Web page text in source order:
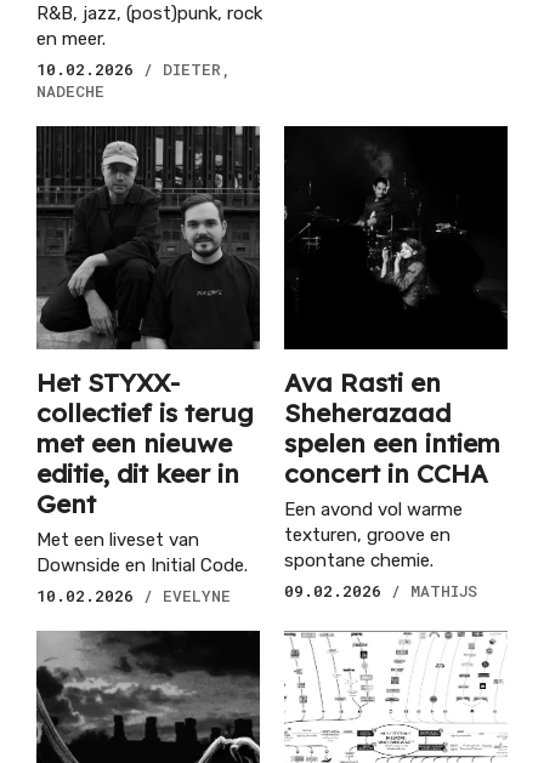
R&B, jazz, (post)punk, rock
en meer.
10.02.2026
/ DIETER,
NADECHE
Het STYXX-
collectief is terug
met een nieuwe
editie, dit keer in
Gent
Met een liveset van
Downside en Initial Code.
10.02.2026
/ EVELYNE
Ava Rasti en
Sheherazaad
spelen een intiem
concert in CCHA
Een avond vol warme
texturen, groove en
spontane chemie.
09.02.2026
/ MATHIJS